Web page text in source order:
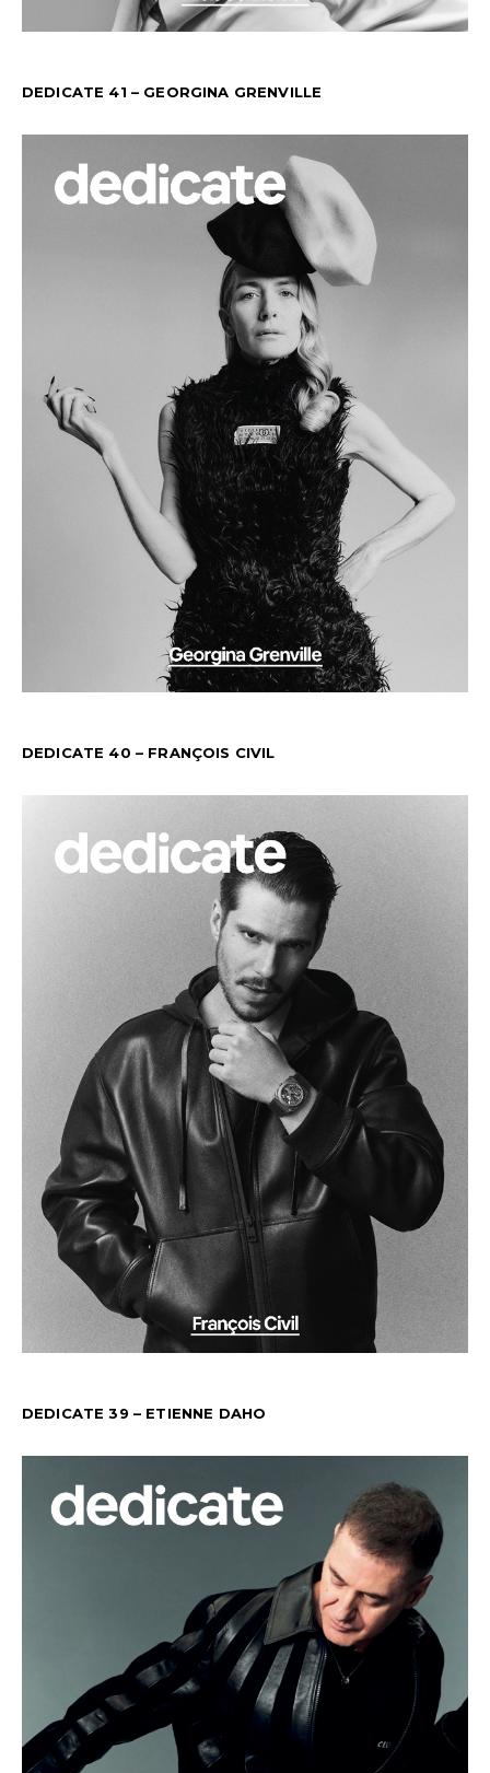
DEDICATE 41 – GEORGINA GRENVILLE
DEDICATE 40 – FRANÇOIS CIVIL
DEDICATE 39 – ETIENNE DAHO